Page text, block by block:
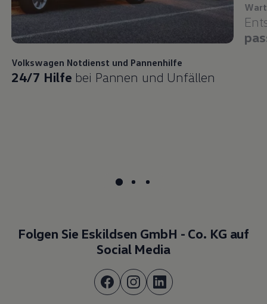
Volkswagen Notdienst und Pannenhilfe
24/7 Hilfe bei Pannen und Unfällen
Folgen Sie Eskildsen GmbH - Co. KG auf
Social Media